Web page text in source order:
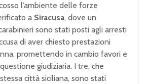
l’ambiente delle forze
a Siracusa, dove un
sono stati posti agli arresti
di aver chiesto prestazioni
promettendo in cambio favori e
giudiziaria. I tre, che
città siciliana, sono stati